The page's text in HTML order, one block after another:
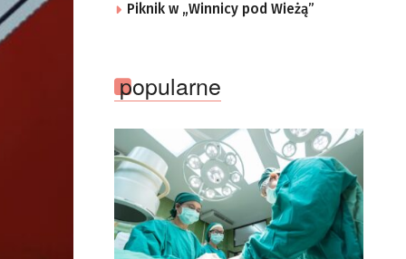
Piknik w „Winnicy pod Wieżą”
popularne